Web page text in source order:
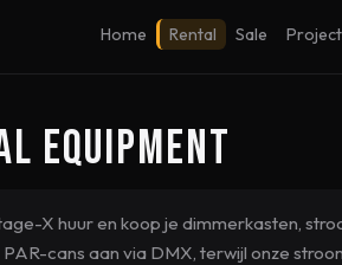
Home Rental Sale
Equipment
X huur en koop je dimmerkasten,
cans aan via DMX, terwijl onze